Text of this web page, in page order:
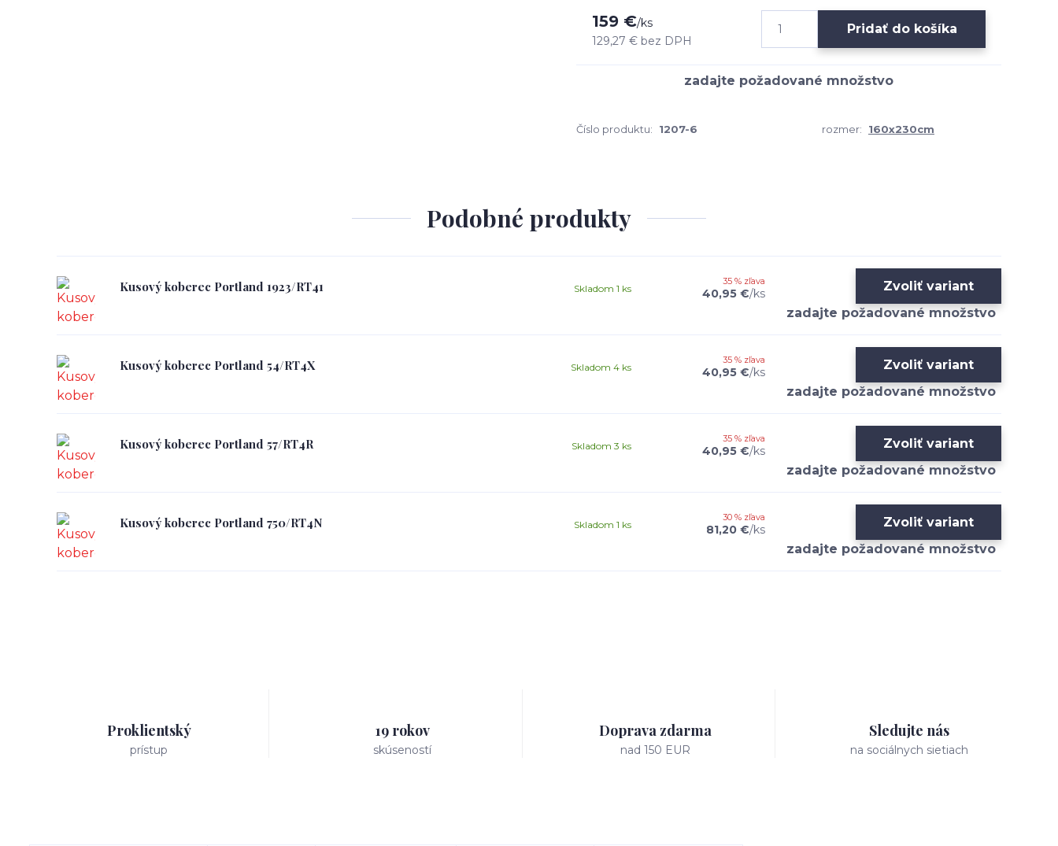
159 €/ks
129,27 € bez DPH
Pridať do košíka
Číslo produktu: 1207-6 rozmer: 160x230cm
Podobné produkty
Kusový koberec Portland 1923/RT41 35 % zľava
40,95 €/ks
Skladom 1 ks Zvoliť variant
Kusový koberec Portland 54/RT4X 35 % zľava
40,95 €/ks
Skladom 4 ks Zvoliť variant
Kusový koberec Portland 57/RT4R 35 % zľava
40,95 €/ks
Skladom 3 ks Zvoliť variant
Kusový koberec Portland 750/RT4N 30 % zľava
81,20 €/ks
Skladom 1 ks Zvoliť variant
Proklientský
prístup
19 rokov
skúseností
Doprava zdarma
nad 150 EUR
Sledujte nás
na sociálnych sietiach